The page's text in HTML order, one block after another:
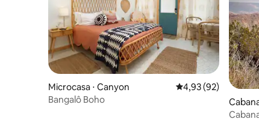
Microcasa ⋅ Canyon 4,93 de uma
4,93 (92)
Bangalô Boho